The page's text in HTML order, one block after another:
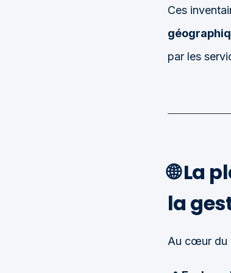
Ces
par les
🌐La
la
Au cœur du